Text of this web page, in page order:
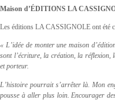
Maison d’ÉDITIONS LA
Les éditions LA CASSIGNOLE ont été
« L’idée de monter une maison
sont l’écriture, la création, la réflexion,
et porteur.
L’histoire pourrait s’arrêter là. Mon
pousse à aller plus loin. Encourager